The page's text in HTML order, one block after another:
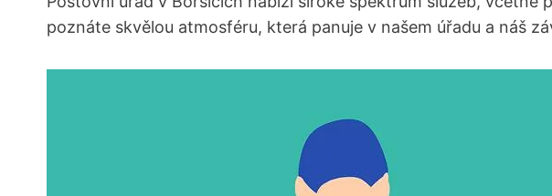
poznáte​ skvělou atmosféru,⁣ která panuje v našem úřadu a náš